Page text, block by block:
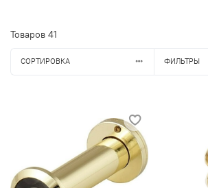
Товаров 41
СОРТИРОВКА ФИЛЬТРЫ